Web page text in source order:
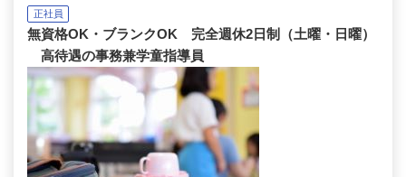
正社員
無資格OK・ブランクOK 完全週休2日制（土曜・日曜）
高待遇の事務兼学童指導員